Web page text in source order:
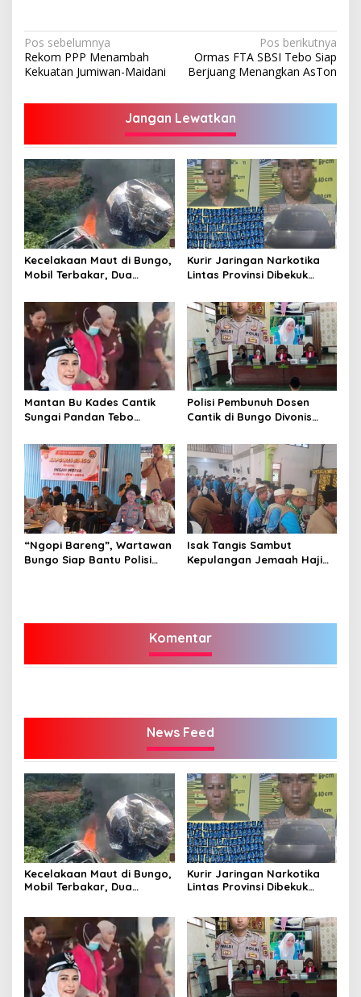
Navigasi
pos
Pos sebelumnya
Rekom PPP Menambah
Kekuatan Jumiwan-Maidani
Pos berikutnya
Ormas FTA SBSI Tebo Siap
Berjuang Menangkan AsTon
Jangan Lewatkan
Kecelakaan Maut di Bungo,
Mobil Terbakar, Dua
Tempat
Kurir Jaringan Narkotika
Lintas Provinsi Dibekuk
Mantan Bu Kades Cantik
Sungai Pandan Tebo
Milyar
Polisi Pembunuh Dosen
Cantik di Bungo Divonis
“Ngopi Bareng”, Wartawan
Bungo Siap Bantu Polisi
Isak Tangis Sambut
Kepulangan Jemaah Haji
Komentar
News Feed
Kecelakaan Maut di Bungo,
Mobil Terbakar, Dua
Kurir Jaringan Narkotika
Lintas Provinsi Dibekuk